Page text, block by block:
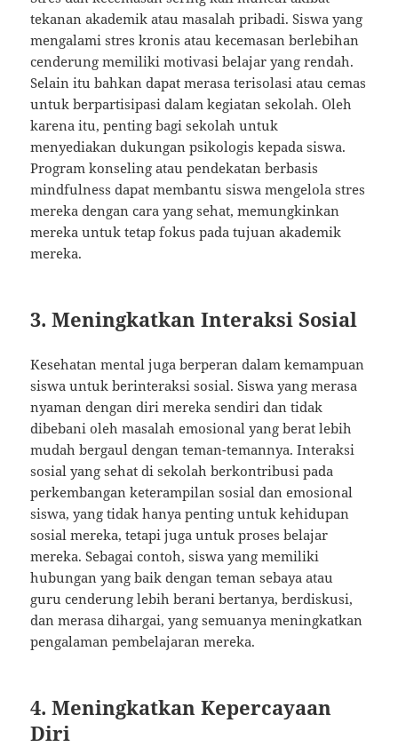
tekanan akademik atau masalah pribadi. Siswa yang
mengalami stres kronis atau kecemasan berlebihan
cenderung memiliki motivasi belajar yang rendah.
Selain itu bahkan dapat merasa terisolasi atau cemas
untuk berpartisipasi dalam kegiatan sekolah. Oleh
karena itu, penting bagi sekolah untuk
menyediakan dukungan psikologis kepada siswa.
Program konseling atau pendekatan berbasis
mindfulness dapat membantu siswa mengelola stres
mereka dengan cara yang sehat, memungkinkan
mereka untuk tetap fokus pada tujuan akademik
mereka.
3. Meningkatkan Interaksi Sosial
Kesehatan mental juga berperan dalam kemampuan
siswa untuk berinteraksi sosial. Siswa yang merasa
nyaman dengan diri mereka sendiri dan tidak
dibebani oleh masalah emosional yang berat lebih
mudah bergaul dengan teman-temannya. Interaksi
sosial yang sehat di sekolah berkontribusi pada
perkembangan keterampilan sosial dan emosional
siswa, yang tidak hanya penting untuk kehidupan
sosial mereka, tetapi juga untuk proses belajar
mereka. Sebagai contoh, siswa yang memiliki
hubungan yang baik dengan teman sebaya atau
guru cenderung lebih berani bertanya, berdiskusi,
dan merasa dihargai, yang semuanya meningkatkan
pengalaman pembelajaran mereka.
4. Meningkatkan Kepercayaan
Diri